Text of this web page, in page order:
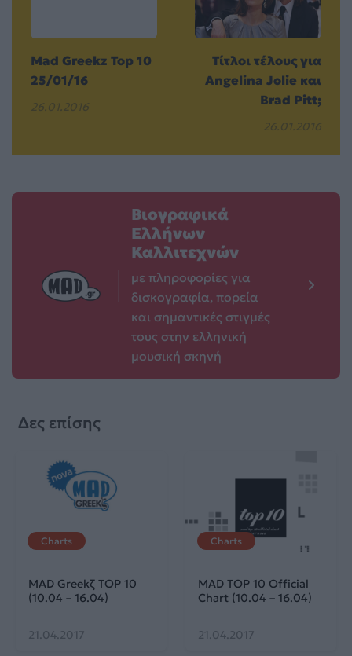
Mad Greekz Top 10
25/01/16
26.01.2016
Τίτλοι τέλους για
Angelina Jolie και
Brad Pitt;
26.01.2016
Βιογραφικά
Ελλήνων
Καλλιτεχνών
με πληροφορίες για
δισκογραφία, πορεία
και σημαντικές στιγμές
τους στην ελληνική
μουσική σκηνή
Δες επίσης
Charts
MAD Greekζ TOP 10
(10.04 – 16.04)
21.04.2017
Charts
MAD TOP 10 Official
Chart (10.04 – 16.04)
21.04.2017